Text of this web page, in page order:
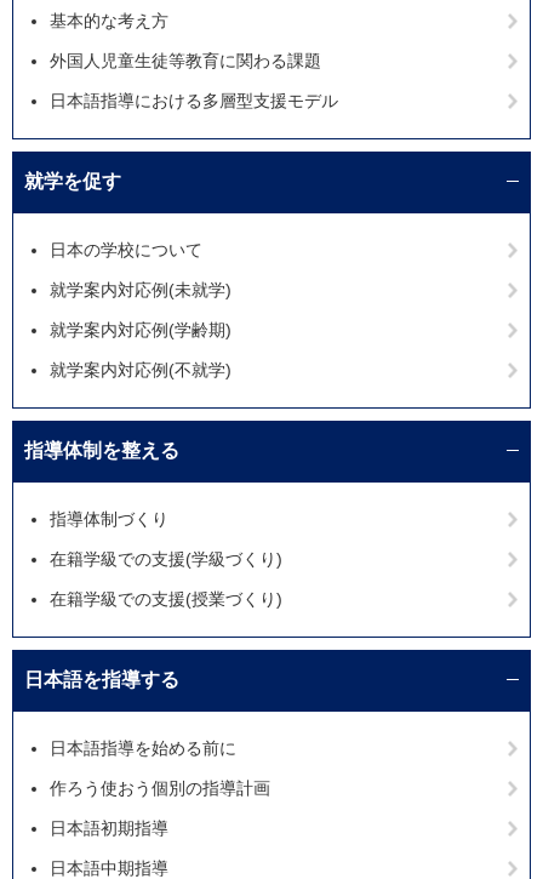
基本的な考え方
外国人児童生徒等教育に関わる課題
日本語指導における多層型支援モデル
就学を促す
日本の学校について
就学案内対応例(未就学)
就学案内対応例(学齢期)
就学案内対応例(不就学)
指導体制を整える
指導体制づくり
在籍学級での支援(学級づくり)
在籍学級での支援(授業づくり)
日本語を指導する
日本語指導を始める前に
作ろう使おう個別の指導計画
日本語初期指導
日本語中期指導